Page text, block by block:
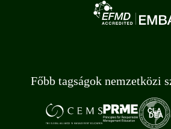
Főbb tagságok nemzetközi